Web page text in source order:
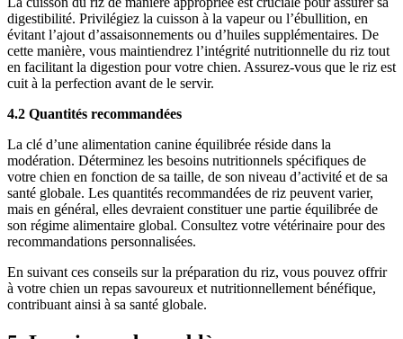
digestibilité. Privilégiez la cuisson à la vapeur ou l’ébullition, en
évitant l’ajout d’assaisonnements ou d’huiles supplémentaires. De
cette manière, vous maintiendrez l’intégrité nutritionnelle du riz tout
en facilitant la digestion pour votre chien. Assurez-vous que le riz est
cuit à la perfection avant de le servir.
4.2 Quantités recommandées
La clé d’une alimentation canine équilibrée réside dans la
modération. Déterminez les besoins nutritionnels spécifiques de
votre chien en fonction de sa taille, de son niveau d’activité et de sa
santé globale. Les quantités recommandées de riz peuvent varier,
mais en général, elles devraient constituer une partie équilibrée de
son régime alimentaire global. Consultez votre vétérinaire pour des
recommandations personnalisées.
En suivant ces conseils sur la préparation du riz, vous pouvez offrir
à votre chien un repas savoureux et nutritionnellement bénéfique,
contribuant ainsi à sa santé globale.